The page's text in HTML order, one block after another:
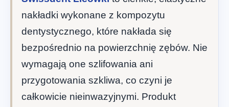
nakładki wykonane z kompozytu
dentystycznego, które nakłada się
bezpośrednio na powierzchnię zębów. Nie
wymagają one szlifowania ani
przygotowania szkliwa, co czyni je
całkowicie nieinwazyjnymi. Produkt